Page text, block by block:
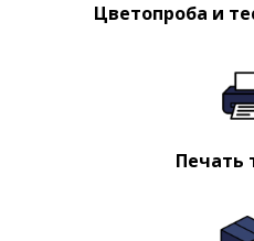
Цветопроба и
Печать